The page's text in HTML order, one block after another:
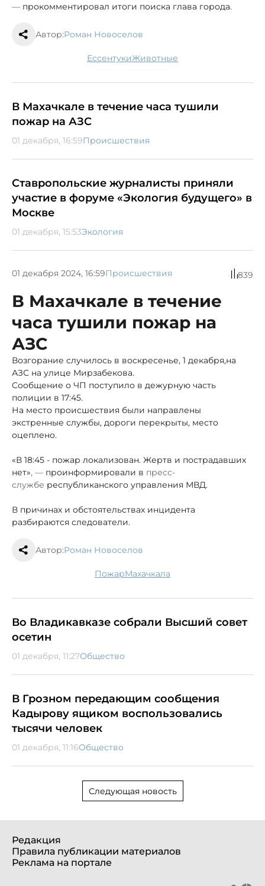
— прокомментировал итоги поиска глава города.
Автор:Роман Новоселов
Ессентуки животные
В Махачкале в течение часа тушили
пожар на АЗС
01 декабря, 16:59Происшествия
Ставропольские журналисты приняли
участие в форуме «Экология будущего» в
Москве
01 декабря, 15:53Экология
01 декабря 2024, 16:59Происшествия 839
В Махачкале в течение
часа тушили пожар на
АЗС
Возгорание случилось в воскресенье, 1 декабря,на
АЗС на улице Мирзабекова.
Сообщение о ЧП поступило в дежурную часть
полиции в 17:45.
На место происшествия были направлены
экстренные службы, дороги перекрыты, место
оцеплено.
«В 18:45 - пожар локализован. Жертв и пострадавших
нет», — проинформировали в пресс-
службе республиканского управления МВД.
В причинах и обстоятельствах инцидента
разбираются следователи.
Автор:Роман Новоселов
пожар Махачкала
Во Владикавказе собрали Высший совет
осетин
01 декабря, 11:27Общество
В Грозном передающим сообщения
Кадырову ящиком воспользовались
тысячи человек
01 декабря, 11:16Общество
Следующая новость
Редакция
Правила публикации материалов
Реклама на портале